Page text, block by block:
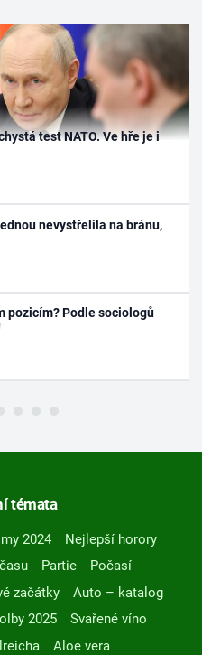
test NATO. Ve hře je i
nevystřelila na bránu,
pozicím? Podle sociologů
témata
2024
Nejlepší horory
Partie
Počasí
začátky
Auto – katalog
2025
Svařené víno
Aloe vera